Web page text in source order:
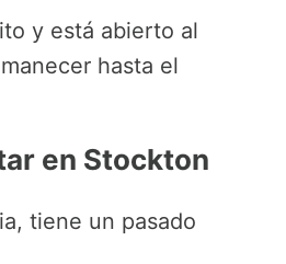
y está abierto al
hasta el
en Stockton
tiene un pasado